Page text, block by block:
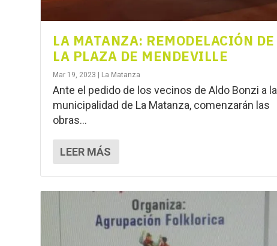
LA MATANZA: REMODELACIÓN DE
LA PLAZA DE MENDEVILLE
Mar 19, 2023 La Matanza
Ante el pedido de los vecinos de Aldo Bonzi a la
municipalidad de La Matanza, comenzarán las
obras...
LEER MÁS